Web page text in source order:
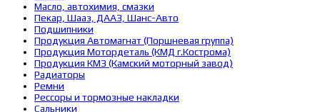
Масло, автохимия, смазки
Пекар, Шааз, ДААЗ, Шанс-Авто
Подшипники
Продукция Автомагнат (Поршневая группа)
Продукция Мотордеталь (КМД г.Кострома)
Продукция КМЗ (Камский моторный завод)
Радиаторы
Ремни
Рессоры и тормозные накладки
Сальники